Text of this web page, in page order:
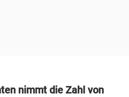
nimmt die Zahl von